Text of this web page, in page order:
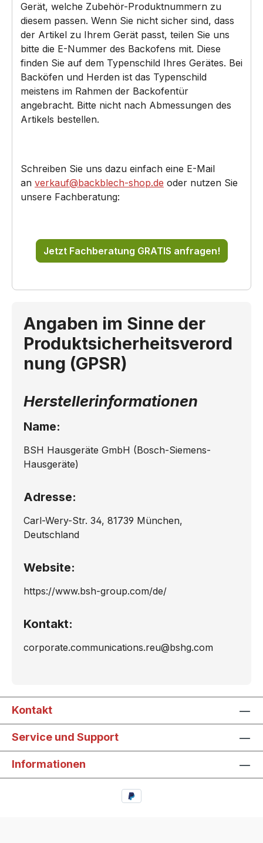
Gerät, welche Zubehör-Produktnummern zu
diesem passen. Wenn Sie nicht sicher sind, dass
der Artikel zu Ihrem Gerät passt, teilen Sie uns
bitte die E-Nummer des Backofens mit. Diese
finden Sie auf dem Typenschild Ihres Gerätes. Bei
Backöfen und Herden ist das Typenschild
meistens im Rahmen der Backofentür
angebracht. Bitte nicht nach Abmessungen des
Artikels bestellen.
Schreiben Sie uns dazu einfach eine E-Mail
an verkauf@backblech-shop.de oder nutzen Sie
unsere Fachberatung:
Jetzt Fachberatung GRATIS anfragen!
Angaben im Sinne der
Produktsicherheitsverord
nung (GPSR)
Herstellerinformationen
Name:
BSH Hausgeräte GmbH (Bosch-Siemens-
Hausgeräte)
Adresse:
Carl-Wery-Str. 34, 81739 München,
Deutschland
Website:
https://www.bsh-group.com/de/
Kontakt:
corporate.communications.reu@bshg.com
Kontakt
Service und Support
Informationen